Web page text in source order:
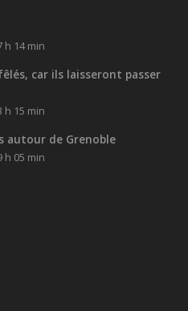
h 14 min
car ils laisseront passer
h 15 min
autour de Grenoble
h 05 min